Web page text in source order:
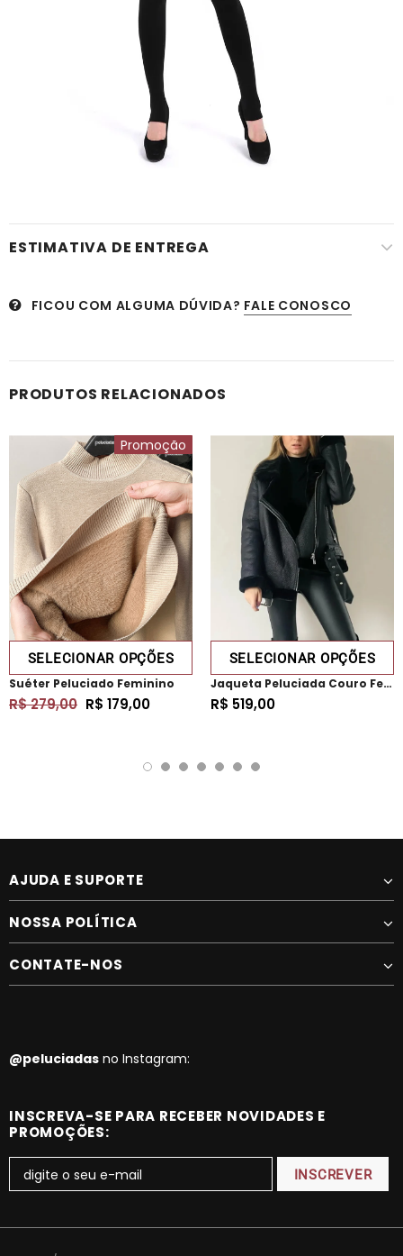
ESTIMATIVA DE ENTREGA
FICOU COM ALGUMA DÚVIDA? FALE CONOSCO
PRODUTOS RELACIONADOS
Promoção
SELECIONAR OPÇÕES
Suéter Peluciado Feminino
R$ 279,00 R$ 179,00
SELECIONAR OPÇÕES
Jaqueta Peluciada Couro Feminina
R$ 519,00
AJUDA E SUPORTE
NOSSA POLÍTICA
CONTATE-NOS
@peluciadas no Instagram:
INSCREVA-SE PARA RECEBER NOVIDADES E
PROMOÇÕES: